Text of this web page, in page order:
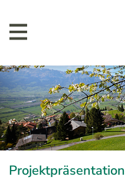
Projektpräsentation